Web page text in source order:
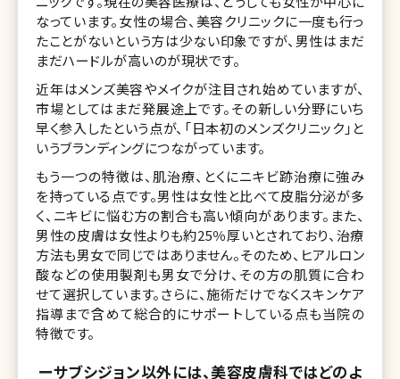
なっています。女性の場合、美容クリニックに一度も行っ
たことがないという方は少ない印象ですが、男性はまだ
まだハードルが高いのが現状です。
近年はメンズ美容やメイクが注目され始めていますが、
市場としてはまだ発展途上です。その新しい分野にいち
早く参入したという点が、「日本初のメンズクリニック」と
いうブランディングにつながっています。
もう一つの特徴は、肌治療、とくにニキビ跡治療に強み
を持っている点です。男性は女性と比べて皮脂分泌が多
く、ニキビに悩む方の割合も高い傾向があります。また、
男性の皮膚は女性よりも約25％厚いとされており、治療
方法も男女で同じではありません。そのため、ヒアルロン
酸などの使用製剤も男女で分け、その方の肌質に合わ
せて選択しています。さらに、施術だけでなくスキンケア
指導まで含めて総合的にサポートしている点も当院の
特徴です。
ーサブシジョン以外には、美容皮膚科ではどのよ